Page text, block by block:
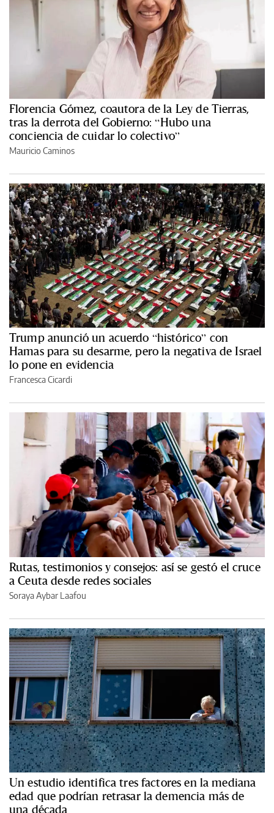
Florencia Gómez, coautora de la Ley de Tierras,
tras la derrota del Gobierno: “Hubo una
conciencia de cuidar lo colectivo”
Mauricio Caminos
Trump anunció un acuerdo “histórico” con
Hamas para su desarme, pero la negativa de Israel
lo pone en evidencia
Francesca Cicardi
Rutas, testimonios y consejos: así se gestó el cruce
a Ceuta desde redes sociales
Soraya Aybar Laafou
Un estudio identifica tres factores en la mediana
edad que podrían retrasar la demencia más de
una década